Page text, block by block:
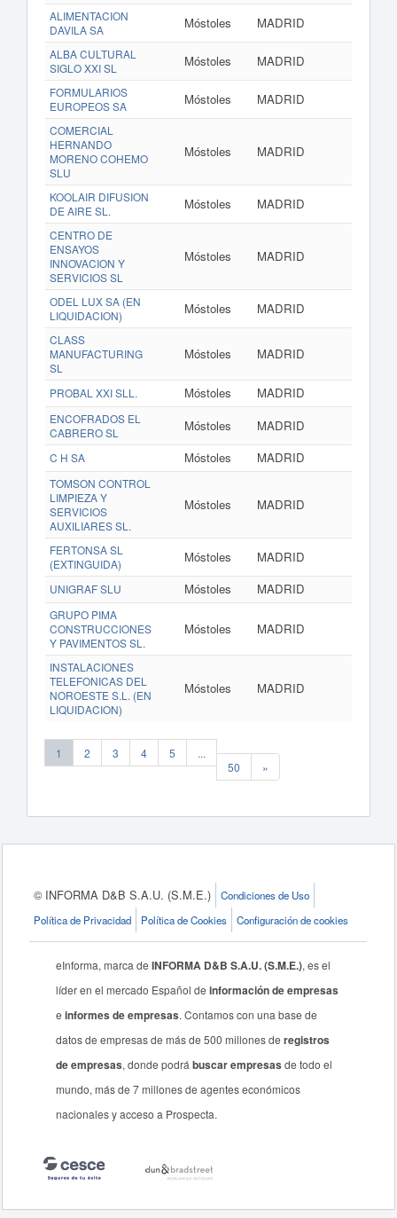
ALIMENTACION
DAVILA SA
Móstoles MADRID
ALBA CULTURAL
SIGLO XXI SL
Móstoles MADRID
FORMULARIOS
EUROPEOS SA
Móstoles MADRID
COMERCIAL
HERNANDO
MORENO COHEMO
SLU
Móstoles MADRID
KOOLAIR DIFUSION
DE AIRE SL.
Móstoles MADRID
CENTRO DE
ENSAYOS
INNOVACION Y
SERVICIOS SL
Móstoles MADRID
ODEL LUX SA (EN
LIQUIDACION)
Móstoles MADRID
CLASS
MANUFACTURING
SL
Móstoles MADRID
PROBAL XXI SLL. Móstoles MADRID
ENCOFRADOS EL
CABRERO SL
Móstoles MADRID
C H SA Móstoles MADRID
TOMSON CONTROL
LIMPIEZA Y
SERVICIOS
AUXILIARES SL.
Móstoles MADRID
FERTONSA SL
(EXTINGUIDA)
Móstoles MADRID
UNIGRAF SLU Móstoles MADRID
GRUPO PIMA
CONSTRUCCIONES
Y PAVIMENTOS SL.
Móstoles MADRID
INSTALACIONES
TELEFONICAS DEL
NOROESTE S.L. (EN
LIQUIDACION)
Móstoles MADRID
1 2 3 4 5
...
50
»
© INFORMA D&B S.A.U. (S.M.E.)
Condiciones de Uso
Política de Privacidad
Política de Cookies Configuración de cookies
eInforma, marca deINFORMA D&B S.A.U. (S.M.E.), es el
líder en el mercado Español deinformación de empresas
einformes de empresas. Contamos con una base de
datos de empresas de más de 500 millones deregistros
de empresas, donde podrábuscar empresas de todo el
mundo, más de 7 millones de agentes económicos
nacionales y acceso a Prospecta.